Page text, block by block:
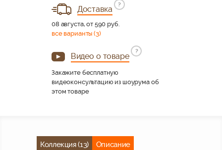
Доставка
?
08 августа, от 590 руб.
все варианты (3)
Видео о товаре
?
Закажите бесплатную
видеоконсультацию из шоурума об
этом товаре
Коллекция (13) Описание